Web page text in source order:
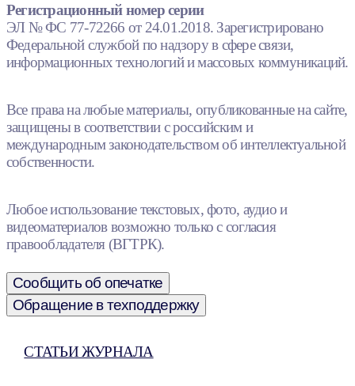
Регистрационный номер серии
ЭЛ № ФС 77-72266 от 24.01.2018. Зарегистрировано
Федеральной службой по надзору в сфере связи,
информационных технологий и массовых коммуникаций.
Все права на любые материалы, опубликованные на сайте,
защищены в соответствии с российским и
международным законодательством об интеллектуальной
собственности.
Любое использование текстовых, фото, аудио и
видеоматериалов возможно только с согласия
правообладателя (ВГТРК).
Сообщить об опечатке
Обращение в техподдержку
СТАТЬИ ЖУРНАЛА